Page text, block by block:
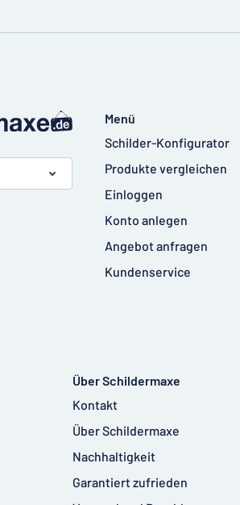
Menü
Schilder-Konfigurator
Produkte vergleichen
Einloggen
Konto anlegen
Angebot anfragen
Kundenservice
Über Schildermaxe
Kontakt
Über Schildermaxe
Nachhaltigkeit
Garantiert zufrieden